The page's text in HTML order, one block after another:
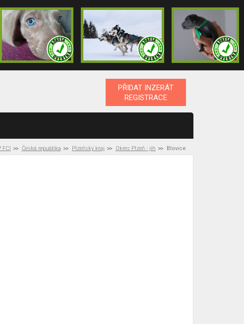
PŘIDAT INZERÁT
REGISTRACE
FCI Česká republika Plzeňský kraj Okres Plzeň - jih Blovice